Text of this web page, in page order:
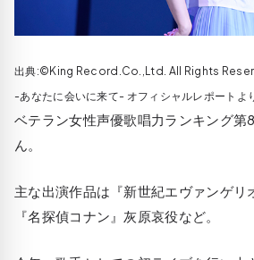
出典:©King Record.Co.,Ltd. All Rights
-あなたに会いに来て- オフィシャルレポートよ
ベテラン女性声優歌唱力ランキング第
ん。
主な出演作品は『新世紀エヴァンゲリ
『名探偵コナン』灰原哀役など。